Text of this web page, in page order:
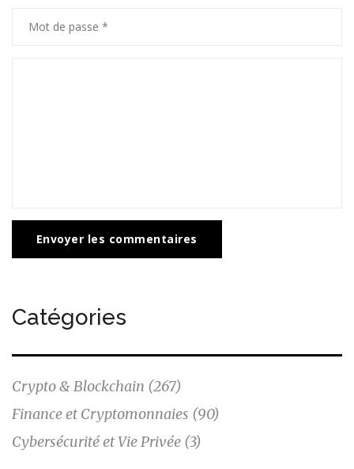
Envoyer les commentaires
Catégories
Crypto & Blockchain (267)
Finance et Cryptomonnaies (90)
Cybersécurité et Vie Privée (3)